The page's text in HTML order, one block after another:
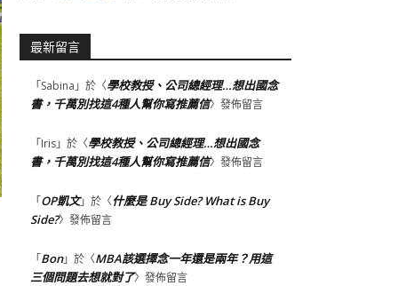
最新留言
「Sabina 」於〈學校教授、公司總經理…想出國念
書，千萬別找這4種人幫你寫推薦信〉發佈留言
「Iris」於〈學校教授、公司總經理…想出國念
書，千萬別找這4種人幫你寫推薦信〉發佈留言
「OP凱文」於〈什麼是 Buy Side? What is Buy
Side?〉發佈留言
「Bon」於〈MBA該選擇念一年還是兩年？用這
三個問題去想就對了〉發佈留言